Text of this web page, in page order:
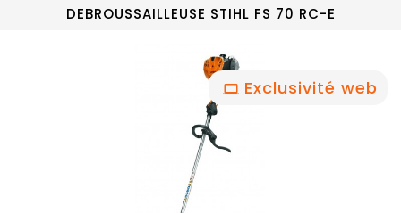
DEBROUSSAILLEUSE STIHL FS 70 RC-E
Exclusivité web